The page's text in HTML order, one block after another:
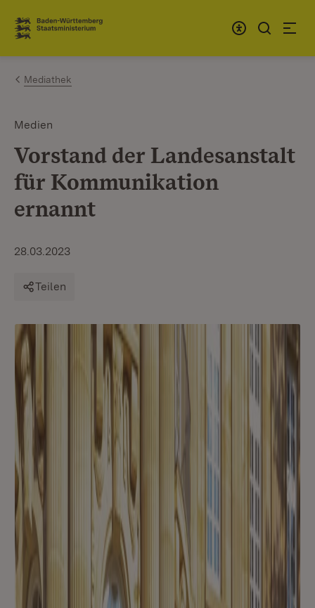
Zum Inhalt springen
Link zur Startseite
Mediathek
Medien
Vorstand der Landesanstalt
für Kommunikation
ernannt
28.03.2023
Teilen